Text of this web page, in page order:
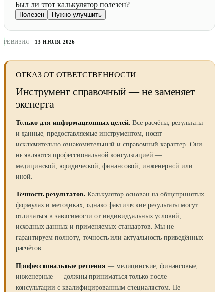
Был ли этот калькулятор полезен?
Полезен Нужно улучшить
РЕВИЗИЯ · 13 ИЮЛЯ 2026
ОТКАЗ ОТ ОТВЕТСТВЕННОСТИ
Инструмент справочный — не заменяет
эксперта
Только для информационных целей. Все расчёты, результаты
и данные, предоставляемые инструментом, носят
исключительно ознакомительный и справочный характер. Они
не являются профессиональной консультацией —
медицинской, юридической, финансовой, инженерной или
иной.
Точность результатов. Калькулятор основан на общепринятых
формулах и методиках, однако фактические результаты могут
отличаться в зависимости от индивидуальных условий,
исходных данных и применяемых стандартов. Мы не
гарантируем полноту, точность или актуальность приведённых
расчётов.
Профессиональные решения — медицинские, финансовые,
инженерные — должны приниматься только после
консультации с квалифицированным специалистом. Не